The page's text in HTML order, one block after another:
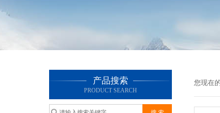
产品搜索
PRODUCT SEARCH
您现在